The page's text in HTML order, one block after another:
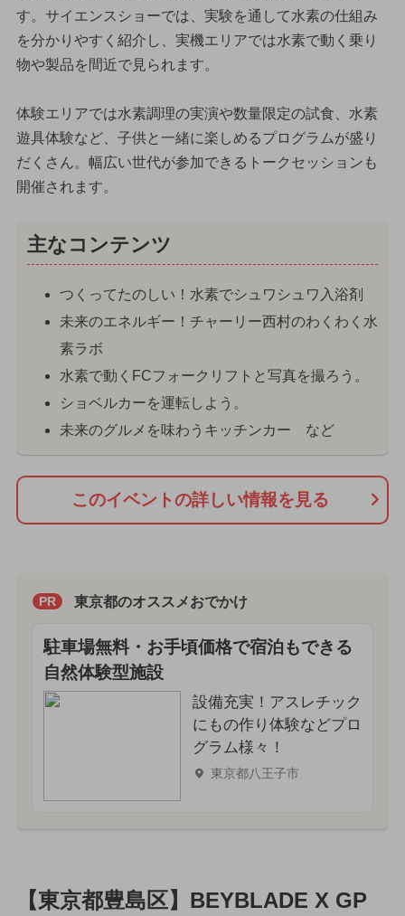
す。サイエンスショーでは、実験を通して水素の仕組み
を分かりやすく紹介し、実機エリアでは水素で動く乗り
物や製品を間近で見られます。
体験エリアでは水素調理の実演や数量限定の試食、水素
遊具体験など、子供と一緒に楽しめるプログラムが盛り
だくさん。幅広い世代が参加できるトークセッションも
開催されます。
主なコンテンツ
つくってたのしい！水素でシュワシュワ入浴剤
未来のエネルギー！チャーリー西村のわくわく水
素ラボ
水素で動くFCフォークリフトと写真を撮ろう。
ショベルカーを運転しよう。
未来のグルメを味わうキッチンカー など
このイベントの詳しい情報を見る
PR 東京都のオススメおでかけ
駐車場無料・お手頃価格で宿泊もできる
自然体験型施設
設備充実！アスレチック
にもの作り体験などプロ
グラム様々！
東京都八王子市
【東京都豊島区】BEYBLADE X GP